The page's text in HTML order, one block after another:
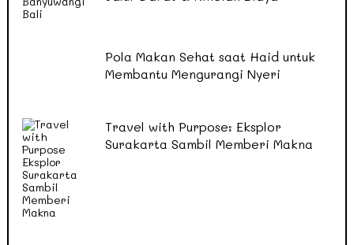
Pola Makan Sehat saat Haid untuk
Membantu Mengurangi Nyeri
Travel with Purpose: Eksplor
Surakarta Sambil Memberi Makna